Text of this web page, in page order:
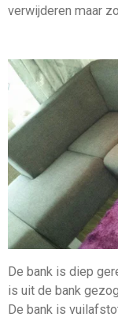
verwijderen maar
De bank is diep
is uit de bank
De bank is